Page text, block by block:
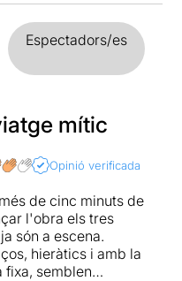
Espectadors/es
mític
Opinió verificada
de cinc minuts de
l'obra els tres
són a escena.
hieràtics i amb la
fixa, semblen